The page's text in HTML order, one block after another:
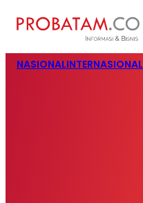
NASIONALINTERNASIONAL